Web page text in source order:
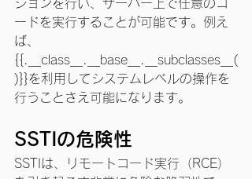
ションを行い、サーバー上で任意のコ
ードを実行することが可能です。例え
ば、
{{.__class__.__base__.__subclasses__(
)}}を利用してシステムレベルの操作を
行うことさえ可能になります。
SSTIの危険性
SSTIは、リモートコード実行（RCE）